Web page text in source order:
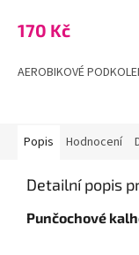
produktu
je
z
170 Kč
AEROBIKOVÉ
Popis Hodnocení
Detailní popis
Punčochové